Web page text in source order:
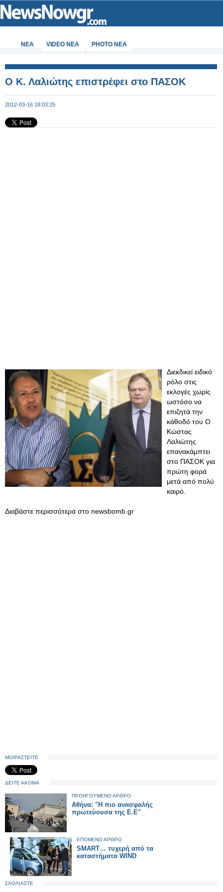
ΝΕΑ VIDEO NEA PHOTO NEA
Ο Κ. Λαλιώτης επιστρέφει στο ΠΑΣΟΚ
2012-03-16 18:03:25
Διεκδικεί ειδικό
ρόλο στις
εκλογές χωρίς
ωστόσο να
επιζητά την
κάθοδό του Ο
Κώστας
Λαλιώτης
επανακάμπτει
στο ΠΑΣΟΚ για
πρώτη φορά
μετά από πολύ
καιρό.
Διαβάστε περισσότερα στο newsbomb.gr
ΜΟΙΡΑΣΤΕΙΤΕ
ΔΕΙΤΕ ΑΚΟΜΑ
ΠΡΟΗΓΟΥΜΕΝΟ ΑΡΘΡΟ
Αθήνα: "Η πιο ανασφαλής
πρωτεύουσα της Ε.Ε"
ΕΠΟΜΕΝΟ ΑΡΘΡΟ
SMART… τυχερή από τα
καταστήματα WIND
ΣΧΟΛΙΑΣΤΕ